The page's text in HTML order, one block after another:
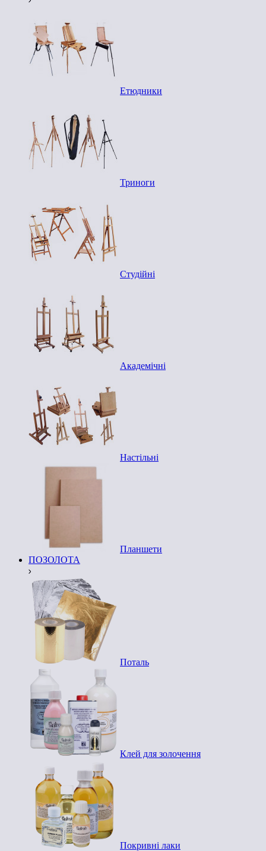
Етюдники
Триноги
Студійні
Академічні
Настільні
Планшети
ПОЗОЛОТА
Поталь
Клей для золочення
Покривні лаки